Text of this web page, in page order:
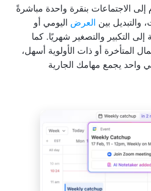
إلى الاجتماعات بنقرة واحدة مباشرةً
والتبديل بين العرض اليومي أو
إلى التكبير والتصغير شهريًا. كما
المتأخرة أو ذات الأولوية أسهل،
واحد يجمع مهامك الجارية